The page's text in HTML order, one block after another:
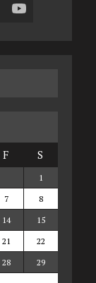
F S
1
7
8
14
15
21
22
28
29